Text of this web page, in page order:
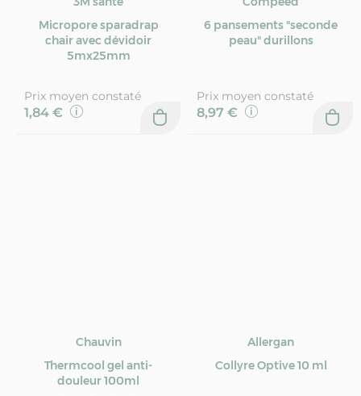
Micropore sparadrap
chair avec dévidoir
5mx25mm
Prix moyen constaté
1,84 €
6 pansements "seconde
peau" durillons
Prix moyen constaté
8,97 €
Chauvin
Thermcool gel anti-
douleur 100ml
Allergan
Collyre Optive 10 ml